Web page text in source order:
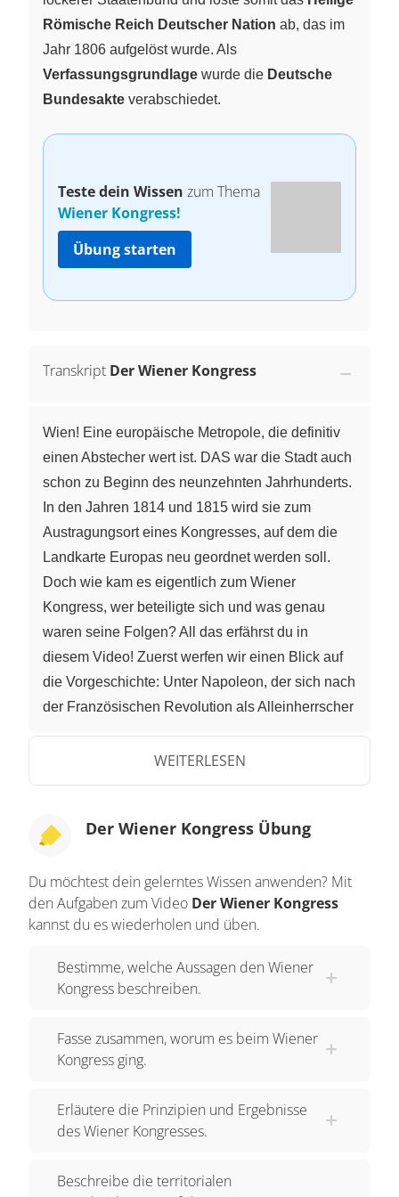
Römische Reich Deutscher Nation ab, das im
Jahr 1806 aufgelöst wurde. Als
Verfassungsgrundlage wurde die Deutsche
Bundesakte verabschiedet.
Teste dein Wissen zum Thema
Wiener Kongress!
Übung starten
Transkript Der Wiener Kongress
Wien! Eine europäische Metropole, die definitiv
einen Abstecher wert ist. DAS war die Stadt auch
schon zu Beginn des neunzehnten Jahrhunderts.
In den Jahren 1814 und 1815 wird sie zum
Austragungsort eines Kongresses, auf dem die
Landkarte Europas neu geordnet werden soll.
Doch wie kam es eigentlich zum Wiener
Kongress, wer beteiligte sich und was genau
waren seine Folgen? All das erfährst du in
diesem Video! Zuerst werfen wir einen Blick auf
die Vorgeschichte: Unter Napoleon, der sich nach
der Französischen Revolution als Alleinherrscher
einiger Jahre große Teile Europas. Spätestens
nach der Niederlage Napoleons in der
Vorherrschaft Frankreichs in Europa allerdings
geht ins Exil. Ab jetzt drängt sich die Frage auf,
wie es weitergehen soll in einem Europa, dessen
politische Grenzen der ehemalige französische
hatte. Um diese Frage zu beantworten und auch,
braucht es eine Verständigung zwischen den
militärisch siegreichen Staaten und dem
Kongress geplant. Die Wahl des
Austragungsortes fällt auf Wien – Sitz des
mitten im Herzen von Europa. Der Wiener
WEITERLESEN
Der Wiener Kongress Übung
Du möchtest dein gelerntes Wissen anwenden? Mit
den Aufgaben zum Video Der Wiener Kongress
kannst du es wiederholen und üben.
Bestimme, welche Aussagen den Wiener
Kongress beschreiben.
Fasse zusammen, worum es beim Wiener
Kongress ging.
Erläutere die Prinzipien und Ergebnisse
des Wiener Kongresses.
Beschreibe die territorialen